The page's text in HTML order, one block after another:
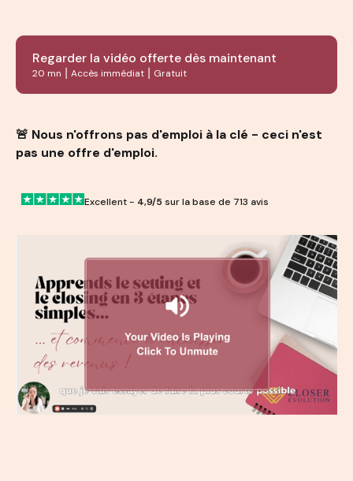
Regarder la vidéo offerte dès maintenant
20 mn ⎮ Accès immédiat ⎮ Gratuit
🚨 Nous n'offrons pas d'emploi à la clé - ceci n'est
pas une offre d'emploi.
Excellent - 4,9/5 sur la base de 713 avis